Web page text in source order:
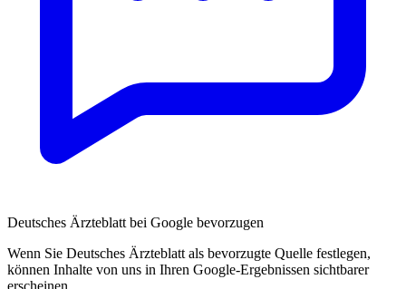
Deutsches Ärzteblatt bei Google bevorzugen
Wenn Sie Deutsches Ärzteblatt als bevorzugte Quelle festlegen,
können Inhalte von uns in Ihren Google-Ergebnissen sichtbarer